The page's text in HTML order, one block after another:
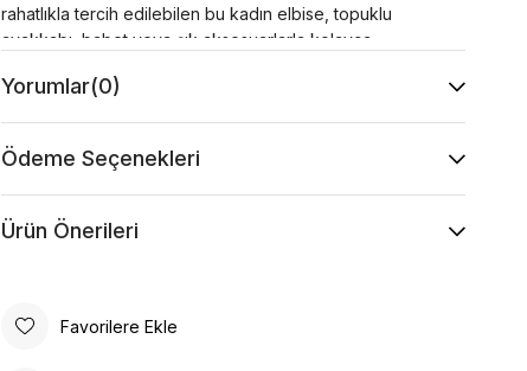
rahatlıkla tercih edilebilen bu kadın elbise, topuklu
ayakkabı, babet veya şık aksesuarlarla kolayca
gardırobunuzun en şık parçalarından biri olmaya adaydır.
Ürün Özellikleri
Kumaş : %30 Viskon %20 Pamuk %50 Akrilik
Kol : 37 cm
Yaka Tipi : Yuvarlak
Desen : Taş
Kalça: 92 cm
Yorumlar(0)
Ödeme Seçenekleri
Ürün Önerileri
Favorilere Ekle